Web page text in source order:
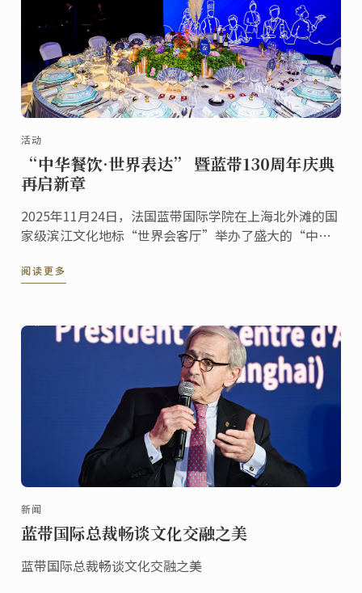
活动
“中华餐饮·世界表达” 暨蓝带130周年庆典
再启新章
2025年11月24日，法国蓝带国际学院在上海北外滩的国
家级滨江文化地标“世界会客厅”举办了盛大的“中华
家的驻沪总领事、国际友人，以及来自艺术、文化等各
阅读更多
新闻
蓝带国际总裁畅谈文化交融之美
蓝带国际总裁畅谈文化交融之美